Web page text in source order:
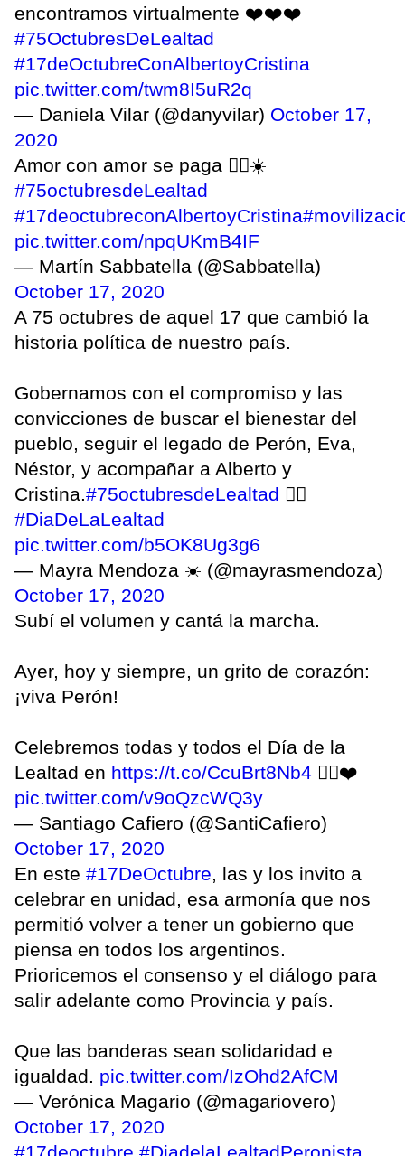
encontramos virtualmente ❤️❤️❤️
#75OctubresDeLealtad
#17deOctubreConAlbertoyCristina
pic.twitter.com/twm8I5uR2q
— Daniela Vilar (@danyvilar) October 17,
2020
Amor con amor se paga ✌🏾☀️
#75octubresdeLealtad
#17deoctubreconAlbertoyCristina
pic.twitter.com/npqUKmB4IF
— Martín Sabbatella (@Sabbatella)
October 17, 2020
A 75 octubres de aquel 17 que cambió la
historia política de nuestro país.
Gobernamos con el compromiso y las
convicciones de buscar el bienestar del
pueblo, seguir el legado de Perón, Eva,
Néstor, y acompañar a Alberto y
Cristina.#75octubresdeLealtad ✌🏼
#DiaDeLaLealtad
pic.twitter.com/b5OK8Ug3g6
— Mayra Mendoza ☀️ (@mayrasmendoza)
October 17, 2020
Subí el volumen y cantá la marcha.
Ayer, hoy y siempre, un grito de corazón:
¡viva Perón!
Celebremos todas y todos el Día de la
Lealtad en https://t.co/CcuBrt8Nb4 ✌🏽❤️
pic.twitter.com/v9oQzcWQ3y
— Santiago Cafiero (@SantiCafiero)
October 17, 2020
En este #17DeOctubre, las y los invito a
celebrar en unidad, esa armonía que nos
permitió volver a tener un gobierno que
piensa en todos los argentinos.
Prioricemos el consenso y el diálogo para
salir adelante como Provincia y país.
Que las banderas sean solidaridad e
igualdad. pic.twitter.com/IzOhd2AfCM
— Verónica Magario (@magariovero)
October 17, 2020